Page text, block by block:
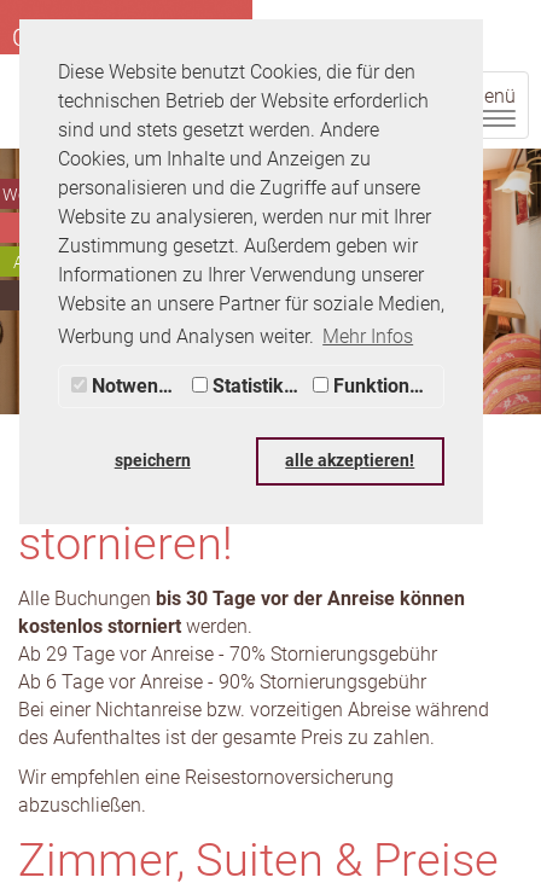
Diese Website benutzt Cookies, die für den
technischen Betrieb der Website erforderlich
sind und stets gesetzt werden. Andere
Cookies, um Inhalte und Anzeigen zu
personalisieren und die Zugriffe auf unsere
Website zu analysieren, werden nur mit Ihrer
Zustimmung gesetzt. Außerdem geben wir
Informationen zu Ihrer Verwendung unserer
Website an unsere Partner für soziale Medien,
Werbung und Analysen weiter. Mehr Infos
Notwendig Statistiken Funktionale
speichern alle akzeptieren!
Menü
Sicher buchen - flexibel
stornieren!
Alle Buchungen bis 30 Tage vor der Anreise können
kostenlos storniert werden.
Ab 29 Tage vor Anreise - 70% Stornierungsgebühr
Ab 6 Tage vor Anreise - 90% Stornierungsgebühr
Bei einer Nichtanreise bzw. vorzeitigen Abreise während
des Aufenthaltes ist der gesamte Preis zu zahlen.
Wir empfehlen eine Reisestornoversicherung
abzuschließen.
Zimmer, Suiten & Preise
Wohnungen
Zimmer
Anfragen
Buchen